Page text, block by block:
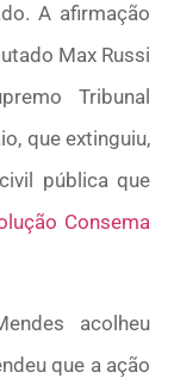
A afirmação
Max Russi
Tribunal
que extinguiu,
pública que
Consema
acolheu
que a ação